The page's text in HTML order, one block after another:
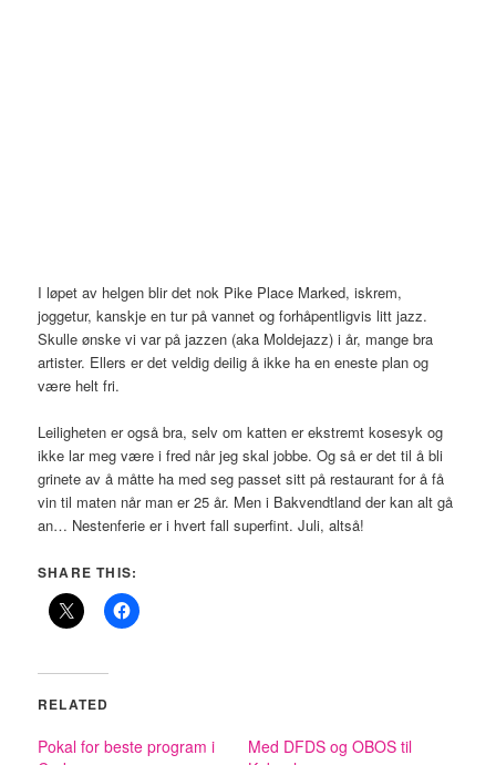
I løpet av helgen blir det nok Pike Place Marked, iskrem,
joggetur, kanskje en tur på vannet og forhåpentligvis litt jazz.
Skulle ønske vi var på jazzen (aka Moldejazz) i år, mange bra
artister. Ellers er det veldig deilig å ikke ha en eneste plan og
være helt fri.
Leiligheten er også bra, selv om katten er ekstremt kosesyk og
ikke lar meg være i fred når jeg skal jobbe. Og så er det til å bli
grinete av å måtte ha med seg passet sitt på restaurant for å få
vin til maten når man er 25 år. Men i Bakvendtland der kan alt gå
an… Nestenferie er i hvert fall superfint. Juli, altså!
SHARE THIS:
RELATED
Pokal for beste program i
Med DFDS og OBOS til